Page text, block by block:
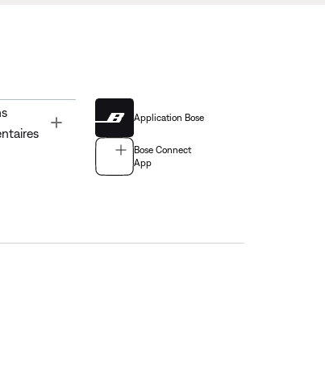
Application Bose
Bose Connect
App